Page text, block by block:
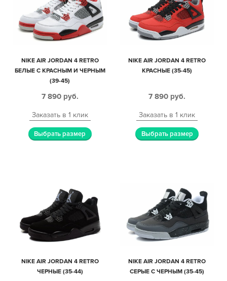
NIKE AIR JORDAN 4 RETRO
БЕЛЫЕ С КРАСНЫМ И ЧЕРНЫМ
(39-45)
7 890 руб.
Заказать в 1 клик
Выбрать размер
NIKE AIR JORDAN 4 RETRO
КРАСНЫЕ (35-45)
7 890 руб.
Заказать в 1 клик
Выбрать размер
NIKE AIR JORDAN 4 RETRO
ЧЕРНЫЕ (35-44)
NIKE AIR JORDAN 4 RETRO
СЕРЫЕ С ЧЕРНЫМ (35-45)